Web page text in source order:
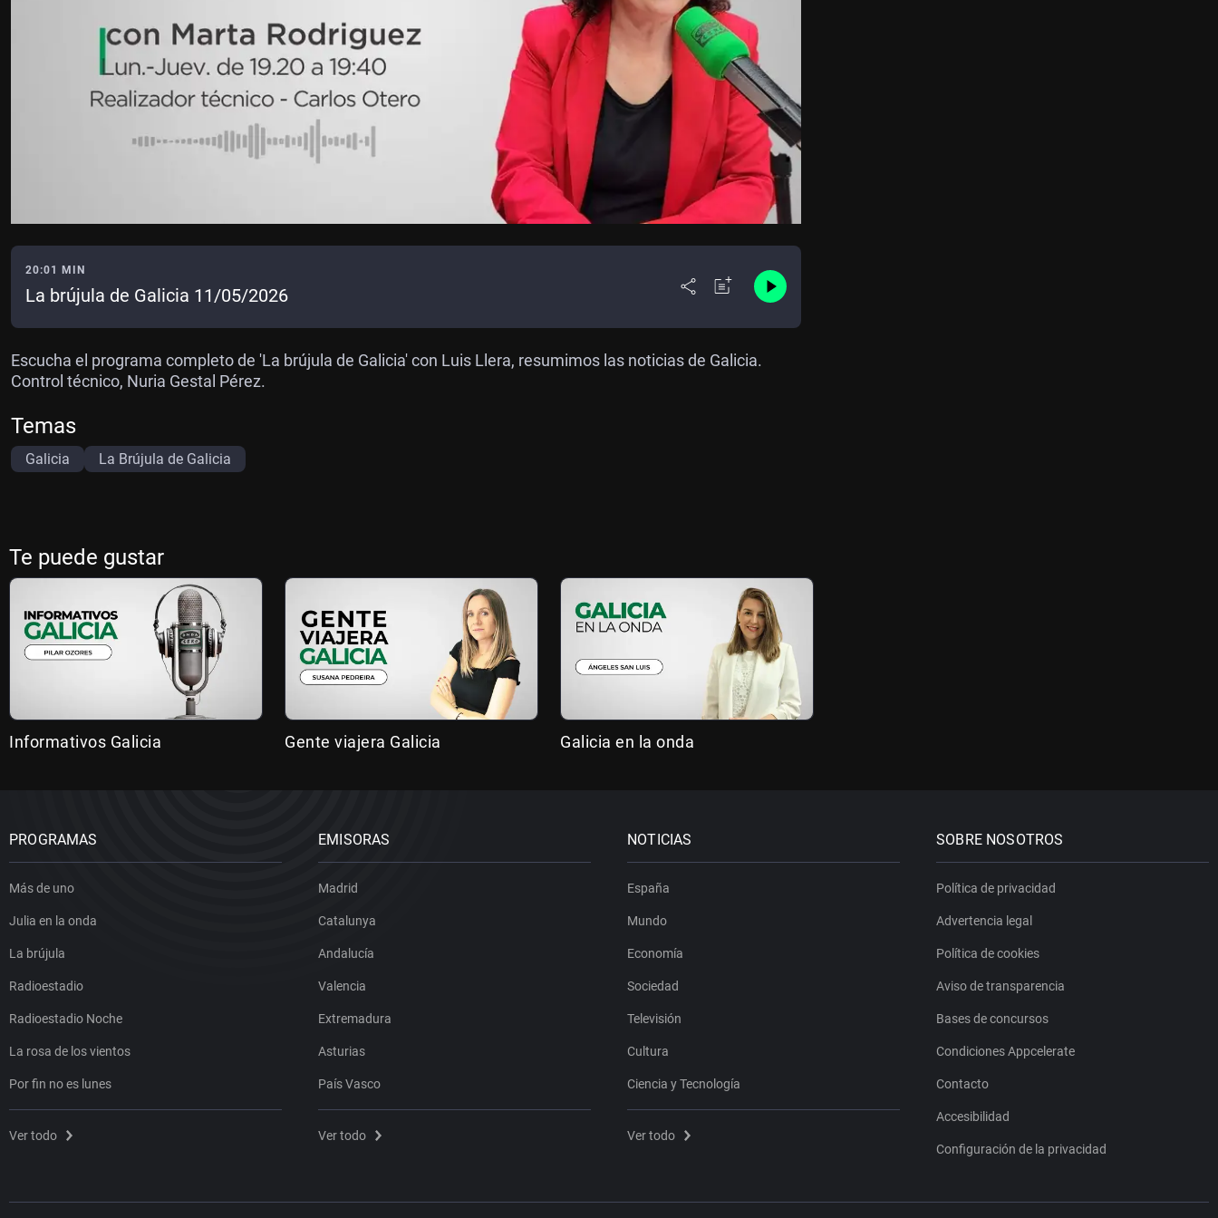
20:01 MIN
La brújula de Galicia 11/05/2026
Escucha el programa completo de 'La brújula de Galicia' con Luis Llera, resumimos las noticias de Galicia.
Control técnico, Nuria Gestal Pérez.
Temas
Galicia La Brújula de Galicia
Te puede gustar
Informativos Galicia Gente viajera Galicia Galicia en la onda
PROGRAMAS
Más de uno
Julia en la onda
La brújula
Radioestadio
Radioestadio Noche
La rosa de los vientos
Por fin no es lunes
Ver todo
EMISORAS
Madrid
Catalunya
Andalucía
Valencia
Extremadura
Asturias
País Vasco
Ver todo
NOTICIAS
España
Mundo
Economía
Sociedad
Televisión
Cultura
Ciencia y Tecnología
Ver todo
SOBRE NOSOTROS
Política de privacidad
Advertencia legal
Política de cookies
Aviso de transparencia
Bases de concursos
Condiciones Appcelerate
Contacto
Accesibilidad
Configuración de la privacidad